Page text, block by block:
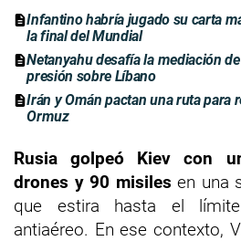
Infantino habría jugado su carta
la final del Mundial
Netanyahu desafía la mediación
presión sobre Líbano
Irán y Omán pactan una ruta para
Ormuz
Rusia golpeó Kiev con
drones y 90 misiles en una
que estira hasta el
antiaéreo. En ese contexto,